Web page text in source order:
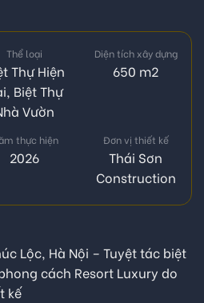
Thể loại
Thự Hiện
, Biệt Thự
Vườn
Diện tích xây dựng
650 m2
thực hiện
2026
Đơn vị thiết kế
Thái Sơn
Construction
Lộc, Hà Nội – Tuyệt tác biệt
cách Resort Luxury do
kế